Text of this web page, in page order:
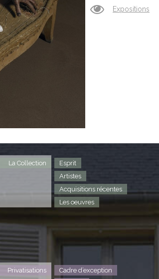
Expositions
La Collection
Esprit
Artistes
Acquisitions récentes
Les oeuvres
Privatisations
Cadre d’exception